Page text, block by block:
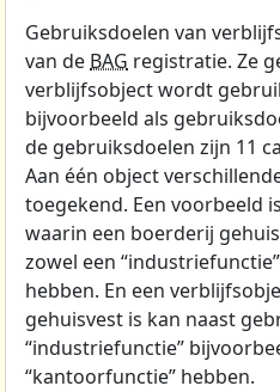
Gebruiksdoelen van
van de BAG registratie. Ze
verblijfsobject wordt
bijvoorbeeld als
de gebruiksdoelen zijn 11
Aan één object
toegekend. Een voorbeeld
waarin een boerderij
zowel een
hebben. En een
gehuisvest is kan naast
“industriefunctie”
“kantoorfunctie” hebben.